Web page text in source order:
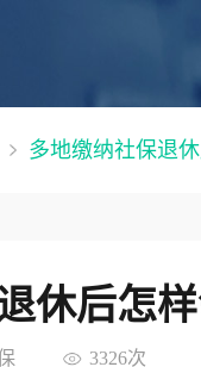
多地缴纳社保退
休后怎
3326次